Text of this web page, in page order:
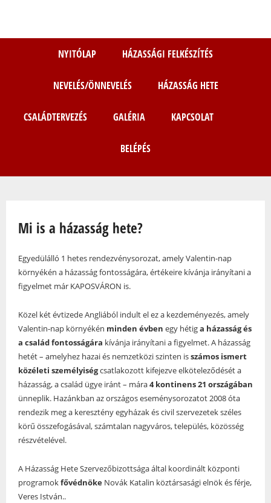
NYITÓLAP HÁZASSÁGI FELKÉSZÍTÉS
NEVELÉS/ÖNNEVELÉS HÁZASSÁG HETE
CSALÁDTERVEZÉS GALÉRIA KAPCSOLAT
BELÉPÉS
Mi is a házasság hete?
Egyedülálló 1 hetes rendezvénysorozat, amely Valentin-nap
környékén a házasság fontosságára, értékeire kívánja irányítani a
figyelmet már KAPOSVÁRON is.
Közel két évtizede Angliából indult el ez a kezdeményezés, amely
Valentin-nap környékén minden évben egy hétiga házasság és
a család fontosságára kívánja irányítani a figyelmet. A házasság
hetét – amelyhez hazai és nemzetközi szinten isszámos ismert
közéleti személyiségcsatlakozott kifejezve elköteleződését a
házasság, a család ügye iránt – mára4 kontinens 21 országában
ünneplik. Hazánkban az országos eseménysorozatot 2008 óta
rendezik meg a keresztény egyházak és civil szervezetek széles
körű összefogásával, számtalan nagyváros, település, közösség
részvételével.
A Házasság Hete Szervezőbizottsága által koordinált központi
programokfővédnöke Novák Katalin köztársasági elnök és férje,
Veres István..